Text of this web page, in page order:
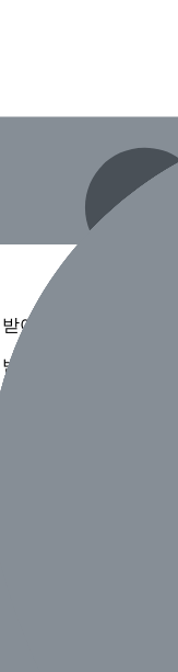
아보세요
아보세요